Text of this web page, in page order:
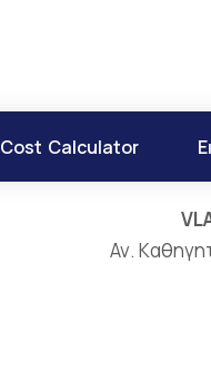
Cost Calculator
Αν.